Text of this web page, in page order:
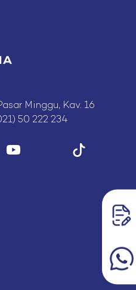
Minggu, Kav. 16
50 222 234